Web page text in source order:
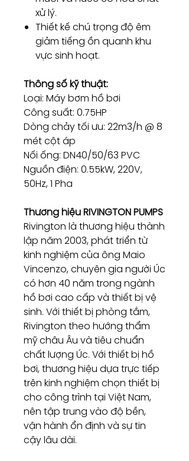
xử lý.
Thiết kế chú trọng độ êm
giảm tiếng ồn quanh khu
vực sinh hoạt.
Thông số kỹ thuật:
Loại: Máy bơm hồ bơi
Công suất: 0.75HP
Dòng chảy tối ưu: 22m3/h @ 8
mét cột áp
Nối ống: DN40/50/63 PVC
Nguồn điện: 0.55kW, 220V,
50Hz, 1 Pha
Thương hiệu RIVINGTON PUMPS
Rivington là thương hiệu thành
lập năm 2003, phát triển từ
kinh nghiệm của ông Maio
Vincenzo, chuyên gia người Úc
có hơn 40 năm trong ngành
hồ bơi cao cấp và thiết bị vệ
sinh. Với thiết bị phòng tắm,
Rivington theo hướng thẩm
mỹ châu Âu và tiêu chuẩn
chất lượng Úc. Với thiết bị hồ
bơi, thương hiệu dựa trực tiếp
trên kinh nghiệm chọn thiết bị
cho công trình tại Việt Nam,
nên tập trung vào độ bền,
vận hành ổn định và sự tin
cậy lâu dài.